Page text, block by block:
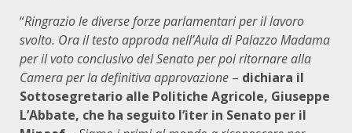
“Ringrazio le diverse forze parlamentari per il lavoro
svolto. Ora il testo approda nell’Aula di Palazzo Madama
per il voto conclusivo del Senato per poi ritornare alla
Camera per la definitiva approvazione – dichiara il
Sottosegretario alle Politiche Agricole, Giuseppe
L’Abbate, che ha seguito l’iter in Senato per il